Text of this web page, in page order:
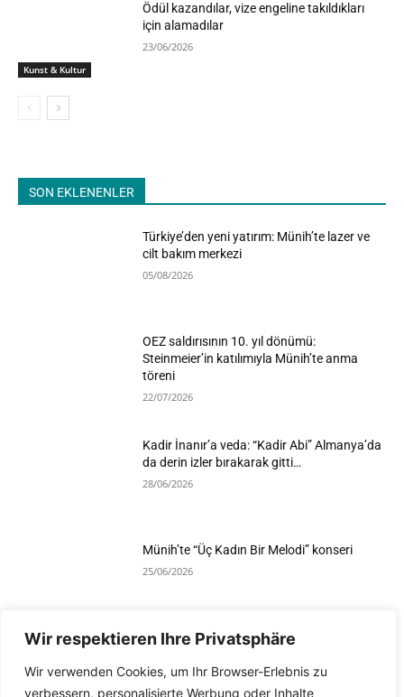
Wir respektieren Ihre Privatsphäre
Wir verwenden Cookies, um Ihr Browser-Erlebnis zu
verbessern, personalisierte Werbung oder Inhalte
Kunst & Kultur
Ödül kazandılar, vize engeline takıldıkları
için alamadılar
23/06/2026
SON EKLENENLER
Türkiye’den yeni yatırım: Münih’te lazer ve
cilt bakım merkezi
05/08/2026
OEZ saldırısının 10. yıl dönümü:
Steinmeier’in katılımıyla Münih’te anma
töreni
22/07/2026
Kadir İnanır’a veda: “Kadir Abi” Almanya’da
da derin izler bırakarak gitti…
28/06/2026
Münih’te “Üç Kadın Bir Melodi” konseri
25/06/2026
Devamını Göster